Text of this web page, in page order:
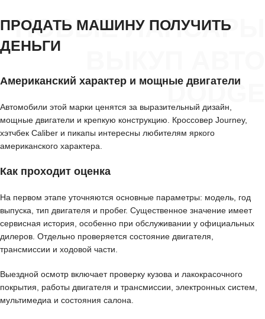
НОВЫЕ ЛАПСАРЫ
DODGE
ПРОДАТЬ МАШИНУ ПОЛУЧИТЬ
ДЕНЬГИ
Американский характер и мощные двигатели
Автомобили этой марки ценятся за выразительный дизайн,
мощные двигатели и крепкую конструкцию. Кроссовер Journey,
хэтчбек Caliber и пикапы интересны любителям яркого
американского характера.
Как проходит оценка
На первом этапе уточняются основные параметры: модель, год
выпуска, тип двигателя и пробег. Существенное значение имеет
сервисная история, особенно при обслуживании у официальных
дилеров. Отдельно проверяется состояние двигателя,
трансмиссии и ходовой части.
Выездной осмотр включает проверку кузова и лакокрасочного
покрытия, работы двигателя и трансмиссии, электронных систем,
мультимедиа и состояния салона.